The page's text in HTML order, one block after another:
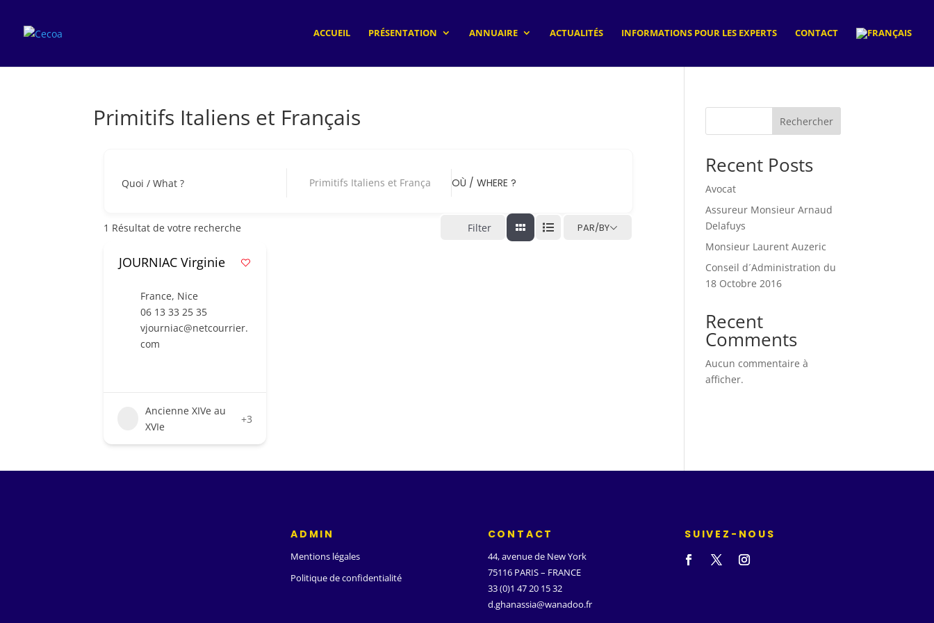
ACCUEIL PRÉSENTATION ANNUAIRE ACTUALITÉS INFORMATIONS POUR LES EXPERTS CONTACT
Primitifs Italiens et Français
Quoi / What ? Primitifs Italiens et Français OÙ / WHERE ?
1 Résultat de votre recherche Filter PAR/BY
JOURNIAC Virginie
France, Nice
06 13 33 25 35
vjourniac@netcourrier.
com
Ancienne XIVe au
XVIe
+3
Rechercher
Recent Posts
Avocat
Assureur Monsieur Arnaud
Delafuys
Monsieur Laurent Auzeric
Conseil d´Administration du
18 Octobre 2016
Recent
Comments
Aucun commentaire à
afficher.
ADMIN
Mentions légales
Politique de confidentialité
CONTACT
44, avenue de New York
75116 PARIS – FRANCE
33 (0)1 47 20 15 32
d.ghanassia@wanadoo.fr
SUIVEZ-NOUS